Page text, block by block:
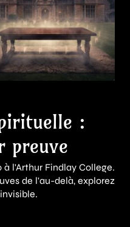
:
preuve
l'Arthur Findlay College.
de l'au-delà, explorez